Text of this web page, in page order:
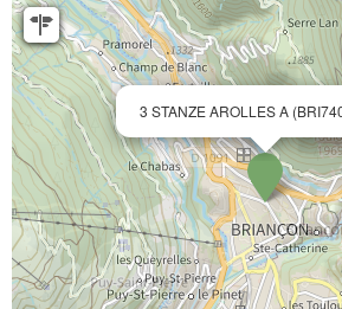
3 STANZE AROLLES A